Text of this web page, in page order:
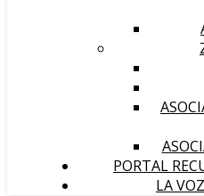
PORTAL
LA